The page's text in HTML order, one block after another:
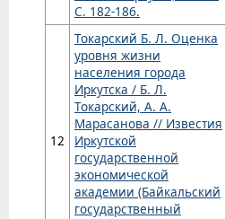
С. 182-186.
12
Токарский Б. Л. Оценка
уровня жизни
населения города
Иркутска / Б. Л.
Токарский, А. А.
Марасанова // Известия
Иркутской
государственной
экономической
академии (Байкальский
государственный